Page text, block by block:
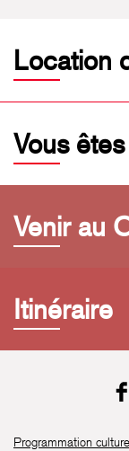
Location
Vous êtes
Venir au
Itinéraire
Programmation